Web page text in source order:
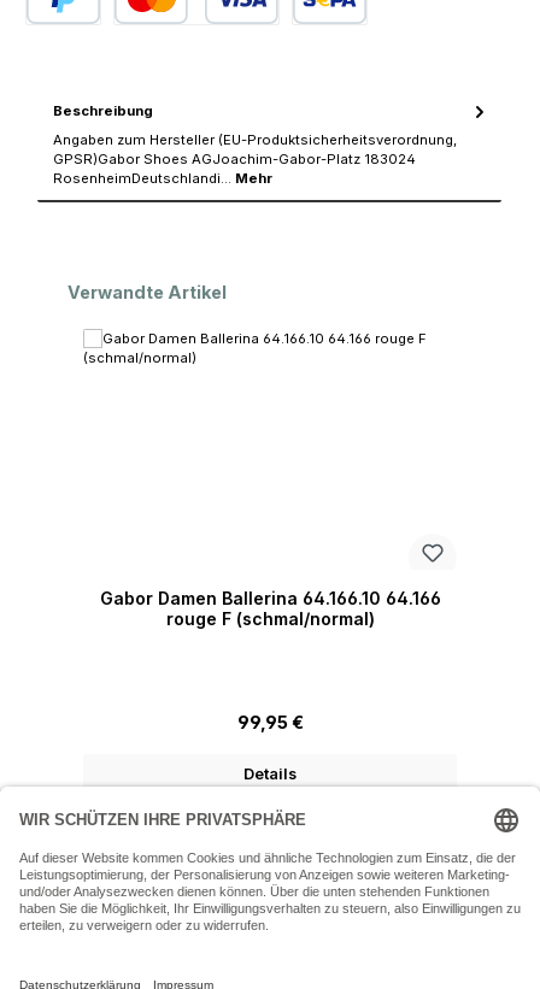
Beschreibung
Angaben zum Hersteller (EU-Produktsicherheitsverordnung,
GPSR)Gabor Shoes AGJoachim-Gabor-Platz 183024
RosenheimDeutschlandi… Mehr
Produktgalerie überspringen
Verwandte Artikel
Gabor Damen Ballerina 64.166.10 64.166
rouge F (schmal/normal)
Regulärer Preis:
99,95 €
Details
07243 54050 (Mo-Fr: 9.30 - 18:30 Uhr Sa: 9:30 - 16 Uhr)
SERVICE-HOTLINE